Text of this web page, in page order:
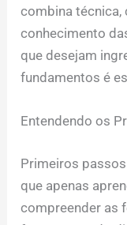
combina técnica,
conhecimento
que desejam
fundamentos é
Entendendo os
Primeiros
que apenas
compreender as